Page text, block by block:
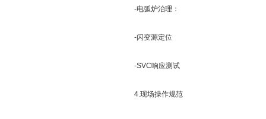
-电弧炉治理：
-闪变源定位
-SVC响应测试
4.现场操作规范